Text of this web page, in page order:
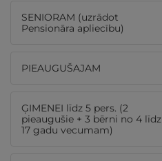
SENIORAM (uzrādot
Pensionāra apliecību)
PIEAUGUŠAJAM
ĢIMENEI līdz 5 pers. (2
pieaugušie + 3 bērni no 4 līdz
17 gadu vecumam)